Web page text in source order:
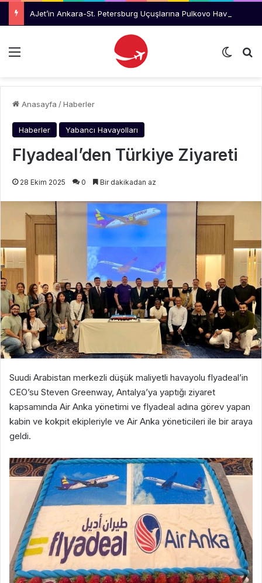
Menü Dış
Anasayfa /Haberler
Haberler Yabancı Havayolları
Flyadeal’den Türkiye Ziyareti
28 Ekim 2025 0 Bir dakikadan az
Suudi Arabistan merkezli düşük maliyetli havayolu flyadeal’in
CEO’su Steven Greenway, Antalya’ya yaptığı ziyaret
kapsamında Air Anka yönetimi ve flyadeal adına görev yapan
kabin ve kokpit ekipleriyle ve Air Anka yöneticileri ile bir araya
geldi.